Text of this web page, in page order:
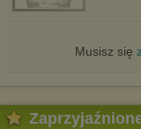
Musisz się